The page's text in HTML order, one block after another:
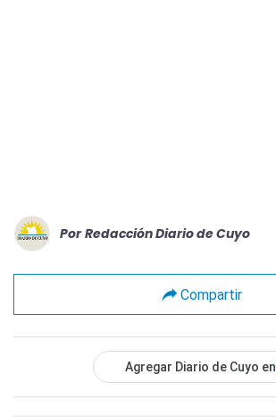
Por Redacción Diario de Cuyo
Compartir
Agregar Diario de Cuyo en